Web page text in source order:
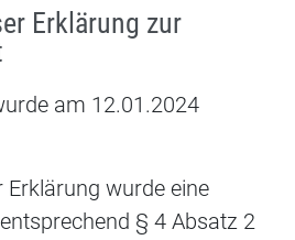
Erklärung zur
am 12.01.2024
Erklärung wurde eine
§ 4 Absatz 2